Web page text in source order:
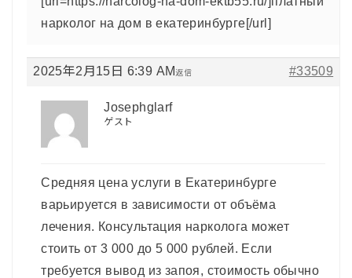
нарколог на дом в екатеринбурге[/url]
2025年2月15日 6:39 AM #33509
返信
Josephglarf
ゲスト
Средняя цена услуги в Екатеринбурге
варьируется в зависимости от объёма
лечения. Консультация нарколога может
стоить от 3 000 до 5 000 рублей. Если
требуется вывод из запоя, стоимость обычно